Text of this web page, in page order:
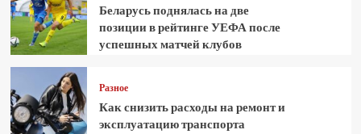
Беларусь поднялась на две
позиции в рейтинге УЕФА после
успешных матчей клубов
Разное
Как снизить расходы на ремонт и
эксплуатацию транспорта